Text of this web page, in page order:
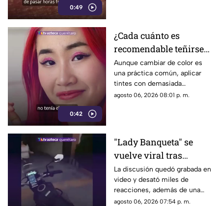
0:49
0:42
¿Cada cuánto es
recomendable teñirse
el cabello?
Especialistas explican
por qué hacerlo
seguido puede dañarlo
Aunque cambiar de color es
una práctica común, aplicar
tintes con demasiada
frecuencia puede afectar la
agosto 06, 2026 08:01 p. m.
"Lady Banqueta" se
vuelve viral tras
confrontar a un
repartidor; así fue el
momento
La discusión quedó grabada en
video y desató miles de
reacciones, además de una
muestra de apoyo de
agosto 06, 2026 07:54 p. m.